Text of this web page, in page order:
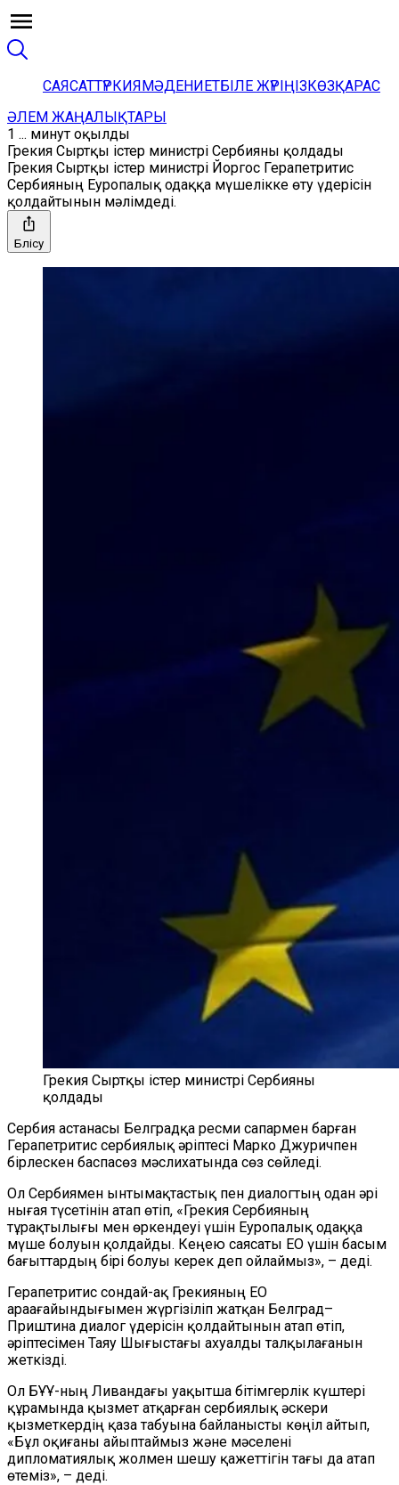
САЯСАТТҮРКИЯМӘДЕНИЕТБІЛЕ ЖҮРІҢІЗКӨЗҚАРАС
ӘЛЕМ ЖАҢАЛЫҚТАРЫ
1 ... минут оқылды
Грекия Сыртқы істер министрі Сербияны қолдады
Грекия Сыртқы істер министрі Йоргос Герапетритис
Сербияның Еуропалық одаққа мүшелікке өту үдерісін
қолдайтынын мәлімдеді.
Бөлісу
Грекия Сыртқы істер министрі Сербияны
қолдады
Сербия астанасы Белградқа ресми сапармен барған
Герапетритис сербиялық әріптесі Марко Джуричпен
бірлескен баспасөз мәслихатында сөз сөйледі.
Ол Сербиямен ынтымақтастық пен диалогтың одан әрі
нығая түсетінін атап өтіп, «Грекия Сербияның
тұрақтылығы мен өркендеуі үшін Еуропалық одаққа
мүше болуын қолдайды. Кеңею саясаты ЕО үшін басым
бағыттардың бірі болуы керек деп ойлаймыз», – деді.
Герапетритис сондай-ақ Грекияның ЕО
араағайындығымен жүргізіліп жатқан Белград–
Приштина диалог үдерісін қолдайтынын атап өтіп,
әріптесімен Таяу Шығыстағы ахуалды талқылағанын
жеткізді.
Ол БҰҰ-ның Ливандағы уақытша бітімгерлік күштері
құрамында қызмет атқарған сербиялық әскери
қызметкердің қаза табуына байланысты көңіл айтып,
«Бұл оқиғаны айыптаймыз және мәселені
дипломатиялық жолмен шешу қажеттігін тағы да атап
өтеміз», – деді.